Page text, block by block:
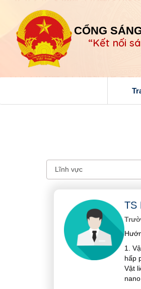
CỔNG
“Kết nối
TS
1.
hấp
Vật